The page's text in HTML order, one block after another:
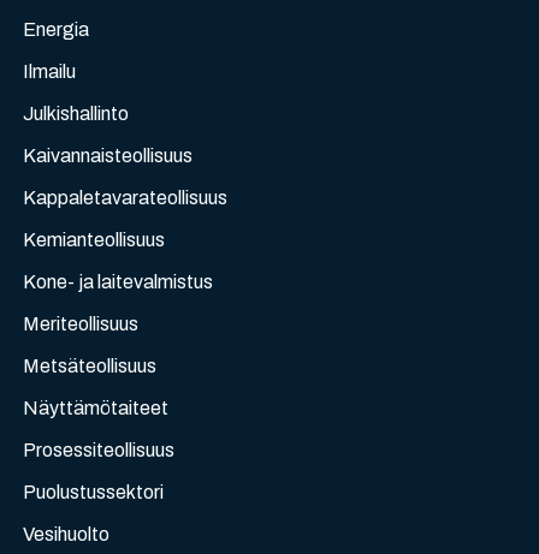
Energia
Ilmailu
Julkishallinto
Kaivannaisteollisuus
Kappaletavarateollisuus
Kemianteollisuus
Kone- ja laitevalmistus
Meriteollisuus
Metsäteollisuus
Näyttämötaiteet
Prosessiteollisuus
Puolustussektori
Vesihuolto